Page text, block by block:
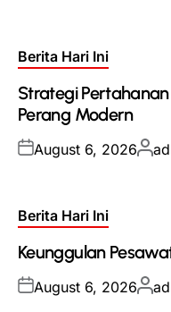
Posted
Berita Hari Ini
Strategi
Perang Modern
Posted
August 6, 2026
Posted
Berita Hari Ini
Keunggulan
Posted
August 6, 2026